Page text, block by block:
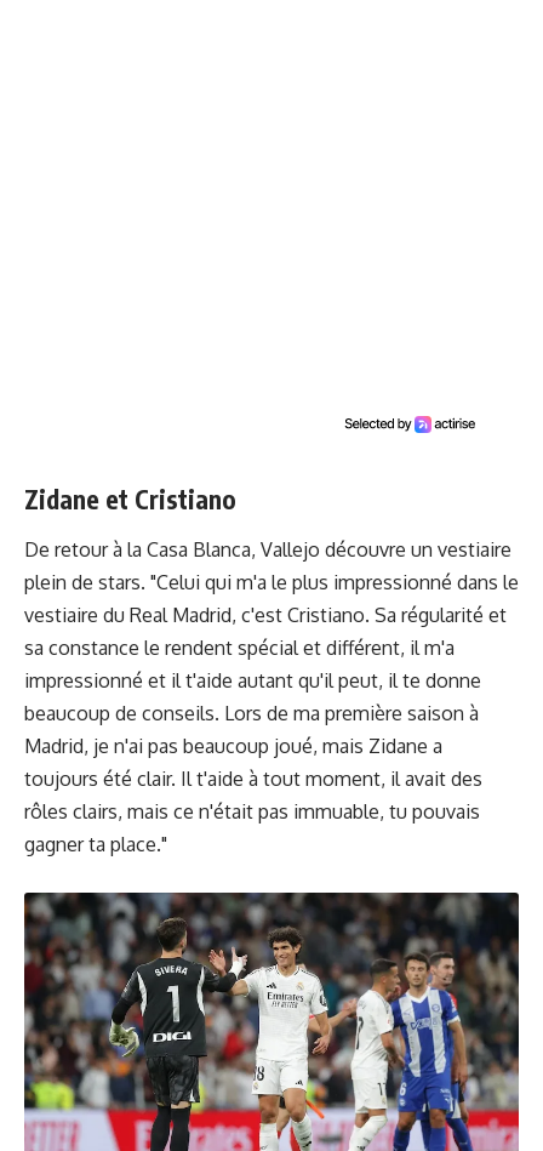
Zidane et Cristiano
De retour à la Casa Blanca, Vallejo découvre un vestiaire
plein de stars. "Celui qui m'a le plus impressionné dans le
vestiaire du Real Madrid, c'est Cristiano. Sa régularité et
sa constance le rendent spécial et différent, il m'a
impressionné et il t'aide autant qu'il peut, il te donne
beaucoup de conseils. Lors de ma première saison à
Madrid, je n'ai pas beaucoup joué, mais Zidane a
toujours été clair. Il t'aide à tout moment, il avait des
rôles clairs, mais ce n'était pas immuable, tu pouvais
gagner ta place."